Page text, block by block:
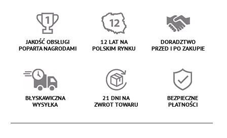
JAKOŚĆ OBSŁUGI
POPARTA NAGRODAMI
12 LAT NA
POLSKIM RYNKU
DORADZTWO
PRZED I PO ZAKUPIE
BŁYSKAWICZNA
WYSYŁKA
21 DNI NA
ZWROT TOWARU
BEZPIECZNE
PŁATNOŚCI